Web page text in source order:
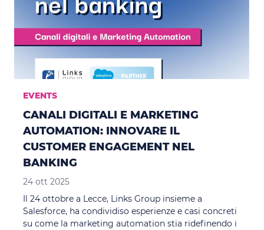
EVENTS
CANALI DIGITALI E MARKETING
AUTOMATION: INNOVARE IL
CUSTOMER ENGAGEMENT NEL
BANKING
24 ott 2025
Il 24 ottobre a Lecce, Links Group insieme a
Salesforce, ha condividiso esperienze e casi concreti
su come la marketing automation stia ridefinendo i